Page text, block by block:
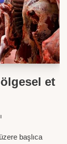
et
başlıca